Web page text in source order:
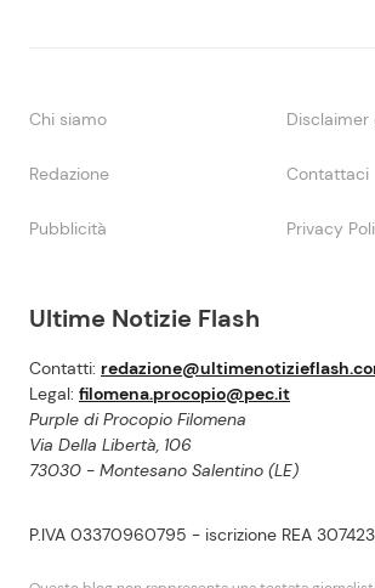
Ultime Notizie Flash
Contatti:
Legal: filomena.procopio@pec.it
Purple di Procopio Filomena
Via Della Libertà, 106
73030 - Montesano Salentino (LE)
P.IVA 03370960795 - iscrizione REA 307423
Chi siamo Disclaimer
Redazione Contattaci
Pubblicità Privacy